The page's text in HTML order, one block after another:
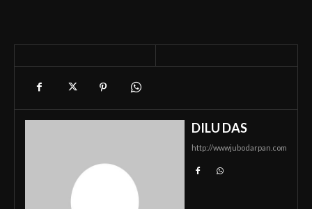
DILU DAS
http://wwwjubodarpan.com